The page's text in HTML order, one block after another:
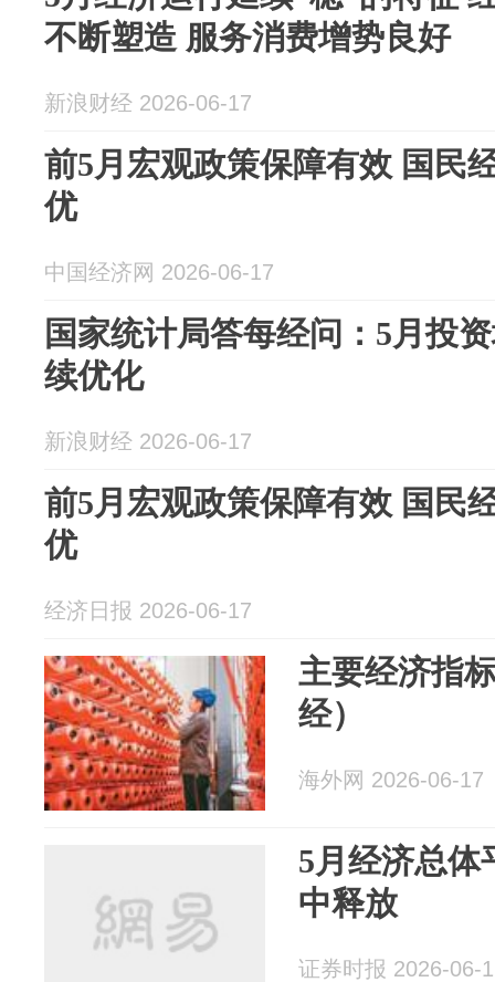
不断塑造 服务消费增势良好
新浪财经 2026-06-17
前5月宏观政策保障有效 国民
优
中国经济网 2026-06-17
国家统计局答每经问：5月投
续优化
新浪财经 2026-06-17
前5月宏观政策保障有效 国民
优
经济日报 2026-06-17
主要经济指
经）
海外网 2026-06-17
5月经济总体
中释放
证券时报 2026-06-